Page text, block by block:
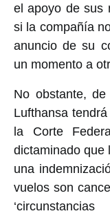
el apoyo de sus
si la compañía
anuncio de su
un momento a
No obstante,
Lufthansa
la Corte
dictaminado que
una
vuelos son